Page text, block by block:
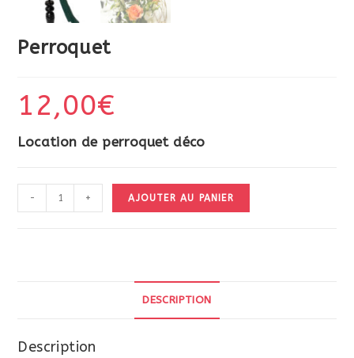
Perroquet
12,00€
Location de perroquet déco
quantité
de
- + AJOUTER AU PANIER
DESCRIPTION
Description